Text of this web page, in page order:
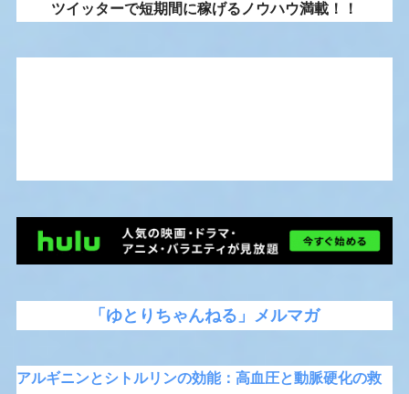
ツイッターで短期間に稼げるノウハウ満載！！
「ゆとりちゃんねる」メルマガ
アルギニンとシトルリンの効能：高血圧と動脈硬化の救